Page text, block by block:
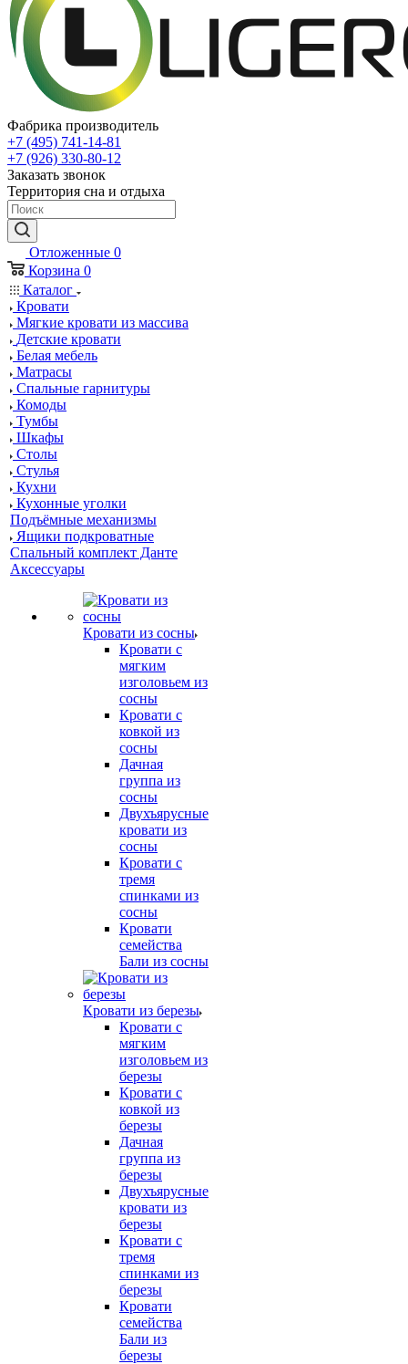
Фабрика производитель
+7 (495) 741-14-81
+7 (926) 330-80-12
Заказать звонок
Территория сна и отдыха
Отложенные 0
Корзина 0
Каталог
Кровати
Мягкие кровати из массива
Детские кровати
Белая мебель
Матрасы
Спальные гарнитуры
Комоды
Тумбы
Шкафы
Столы
Стулья
Кухни
Кухонные уголки
Подъёмные механизмы
Ящики подкроватные
Спальный комплект Данте
Аксессуары
Кровати из сосны
Кровати с
мягким
изголовьем из
сосны
Кровати с
ковкой из
сосны
Дачная
группа из
сосны
Двухъярусные
кровати из
сосны
Кровати с
тремя
спинками из
сосны
Кровати
семейства
Бали из сосны
Кровати из березы
Кровати с
мягким
изголовьем из
березы
Кровати с
ковкой из
березы
Дачная
группа из
березы
Двухъярусные
кровати из
березы
Кровати с
тремя
спинками из
березы
Кровати
семейства
Бали из
березы